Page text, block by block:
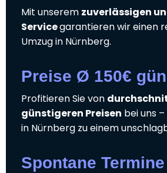
Mit unserem zuverlässigen
Servicegarantieren wir einen
Umzug in Nürnberg.
Preise Ø 150€
Profitieren Sie von
günstigeren Preisen bei uns
in Nürnberg zu einem
Spontane